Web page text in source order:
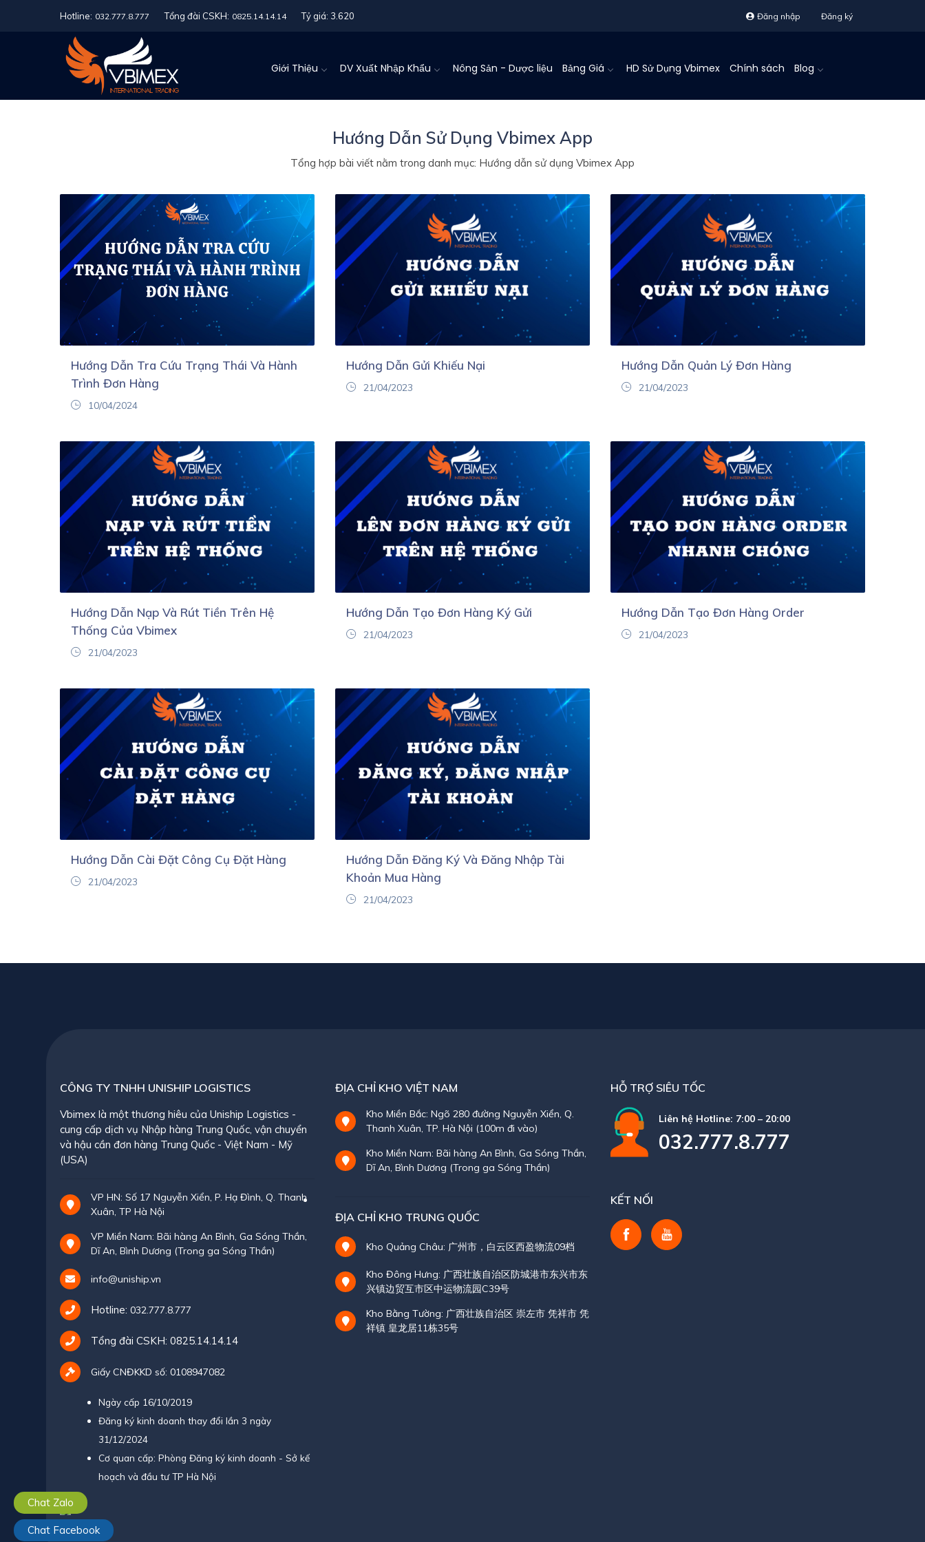
Hotline: 032.777.8.777 Tổng đài CSKH: 0825.14.14.14 Tỷ giá: 3.620 Đăng nhập Đăng ký
Giới Thiệu DV Xuất Nhập Khẩu Nông Sản - Dược liệu Bảng Giá HD Sử Dụng Vbimex Chính sách Blog
Hướng Dẫn Sử Dụng Vbimex App
Tổng hợp bài viết nằm trong danh mục: Hướng dẫn sử dụng Vbimex App
Hướng Dẫn Tra Cứu Trạng Thái Và Hành
Trình Đơn Hàng
10/04/2024
Hướng Dẫn Gửi Khiếu Nại
21/04/2023
Hướng Dẫn Quản Lý Đơn Hàng
21/04/2023
Hướng Dẫn Nạp Và Rút Tiền Trên Hệ
Thống Của Vbimex
21/04/2023
Hướng Dẫn Tạo Đơn Hàng Ký Gửi
21/04/2023
Hướng Dẫn Tạo Đơn Hàng Order
21/04/2023
Hướng Dẫn Cài Đặt Công Cụ Đặt Hàng
21/04/2023
Hướng Dẫn Đăng Ký Và Đăng Nhập Tài
Khoản Mua Hàng
21/04/2023
CÔNG TY TNHH UNISHIP LOGISTICS
Vbimex là một thương hiêu của Uniship Logistics -
cung cấp dịch vụ Nhập hàng Trung Quốc, vận chuyển
và hậu cần đơn hàng Trung Quốc - Việt Nam - Mỹ
(USA)
VP HN: Số 17 Nguyễn Xiển, P. Hạ Đình, Q. Thanh
Xuân, TP Hà Nội
VP Miền Nam: Bãi hàng An Bình, Ga Sóng Thần,
Dĩ An, Bình Dương (Trong ga Sóng Thần)
info@uniship.vn
Hotline: 032.777.8.777
Tổng đài CSKH: 0825.14.14.14
Giấy CNĐKKD số: 0108947082
Ngày cấp 16/10/2019
Đăng ký kinh doanh thay đổi lần 3 ngày
31/12/2024
Cơ quan cấp: Phòng Đăng ký kinh doanh - Sở kế
hoạch và đầu tư TP Hà Nội
ĐỊA CHỈ KHO VIỆT NAM
Kho Miền Bắc: Ngõ 280 đường Nguyễn Xiển, Q.
Thanh Xuân, TP. Hà Nội (100m đi vào)
Kho Miền Nam: Bãi hàng An Bình, Ga Sóng Thần,
Dĩ An, Bình Dương (Trong ga Sóng Thần)
ĐỊA CHỈ KHO TRUNG QUỐC
Kho Quảng Châu: 广州市，白云区西盈物流09档
Kho Đông Hưng: 广西壮族自治区防城港市东兴市东
兴镇边贸互市区中运物流园C39号
Kho Bằng Tường: 广西壮族自治区 崇左市 凭祥市 凭
祥镇 皇龙居11栋35号
HỖ TRỢ SIÊU TỐC
Liên hệ Hotline: 7:00 – 20:00
032.777.8.777
KẾT NỐI
Chat Zalo
Chat Facebook